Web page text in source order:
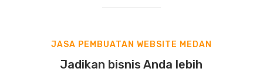
JASA PEMBUATAN WEBSITE MEDAN
Jadikan bisnis Anda lebih